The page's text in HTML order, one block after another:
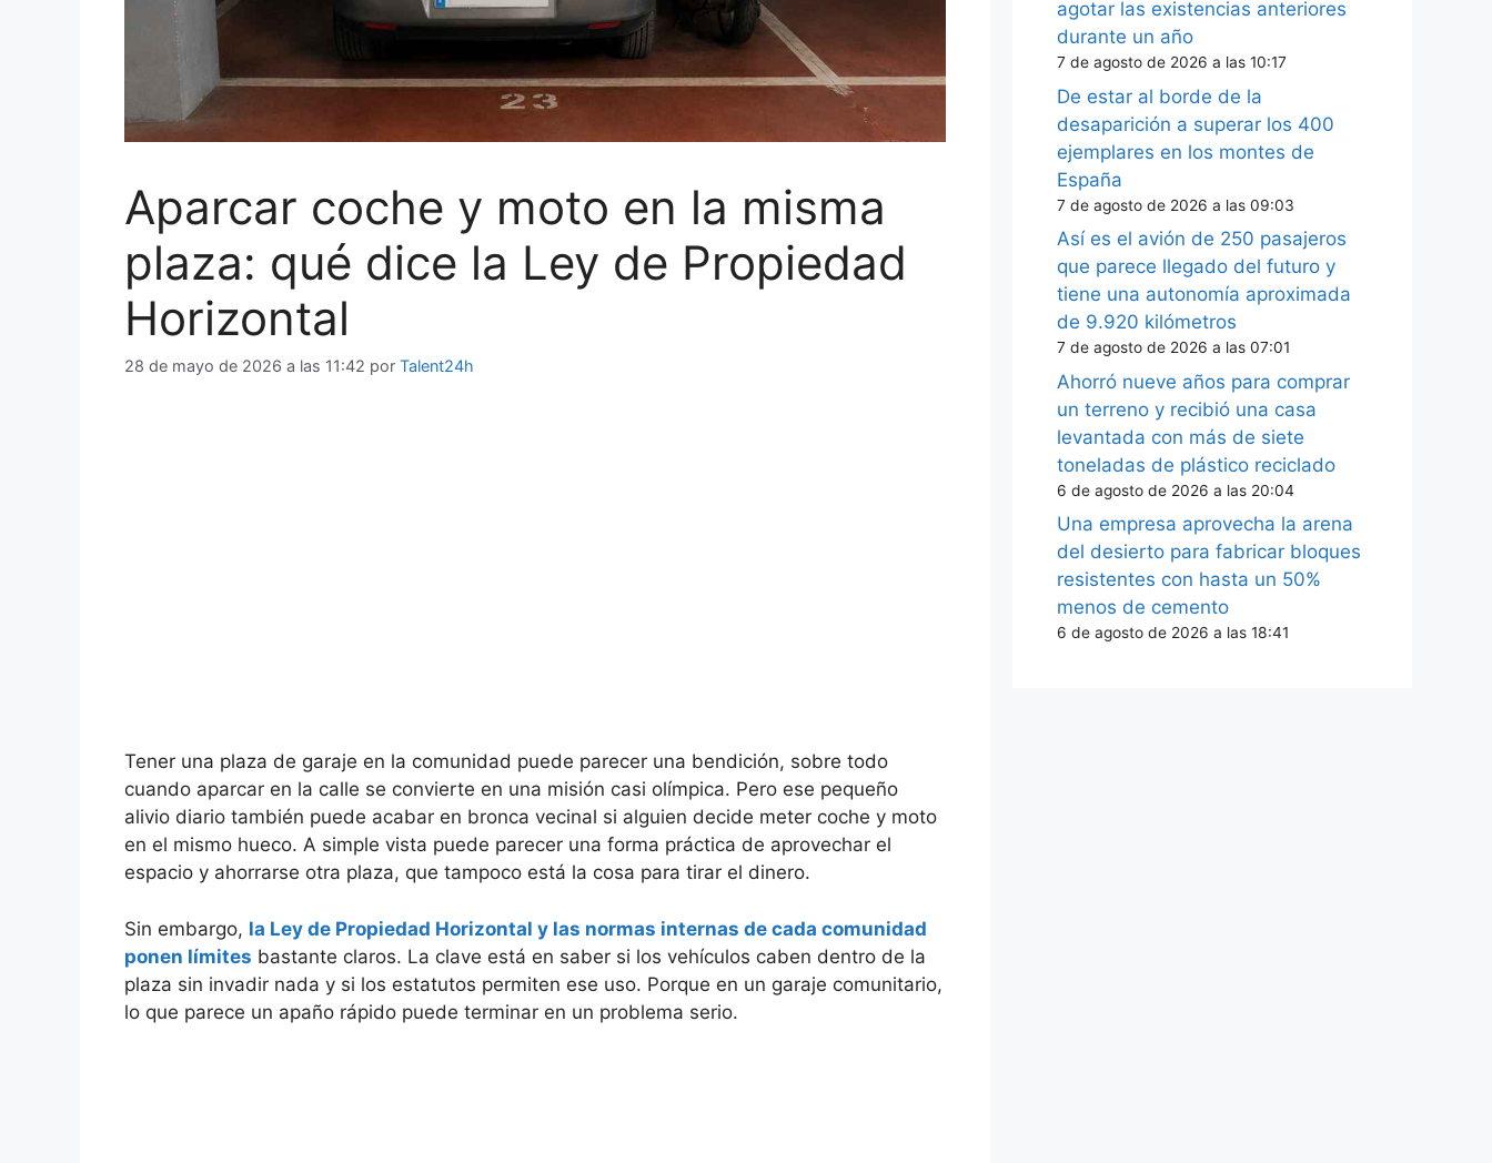
Aparcar coche y moto en la misma
plaza: qué dice la Ley de Propiedad
Horizontal
28 de mayo de 2026 a las 11:42 por Talent24h
Tener una plaza de garaje en la comunidad puede parecer una bendición, sobre todo
cuando aparcar en la calle se convierte en una misión casi olímpica. Pero ese pequeño
alivio diario también puede acabar en bronca vecinal si alguien decide meter coche y moto
en el mismo hueco. A simple vista puede parecer una forma práctica de aprovechar el
espacio y ahorrarse otra plaza, que tampoco está la cosa para tirar el dinero.
Sin embargo, la Ley de Propiedad Horizontal y las normas internas de cada comunidad
ponen límites bastante claros. La clave está en saber si los vehículos caben dentro de la
plaza sin invadir nada y si los estatutos permiten ese uso. Porque en un garaje comunitario,
lo que parece un apaño rápido puede terminar en un problema serio.
agotar las existencias anteriores
durante un año
7 de agosto de 2026 a las 10:17
De estar al borde de la
desaparición a superar los 400
ejemplares en los montes de
España
7 de agosto de 2026 a las 09:03
Así es el avión de 250 pasajeros
que parece llegado del futuro y
tiene una autonomía aproximada
de 9.920 kilómetros
7 de agosto de 2026 a las 07:01
Ahorró nueve años para comprar
un terreno y recibió una casa
levantada con más de siete
toneladas de plástico reciclado
6 de agosto de 2026 a las 20:04
Una empresa aprovecha la arena
del desierto para fabricar bloques
resistentes con hasta un 50%
menos de cemento
6 de agosto de 2026 a las 18:41